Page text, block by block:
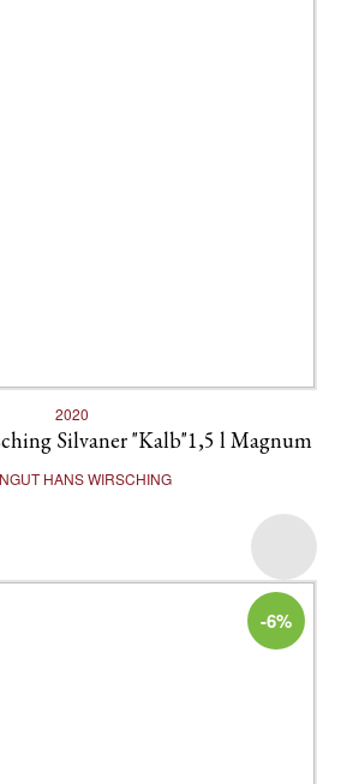
2020
Silvaner "Kalb"1,5 l Magnum
HANS WIRSCHING
-6%